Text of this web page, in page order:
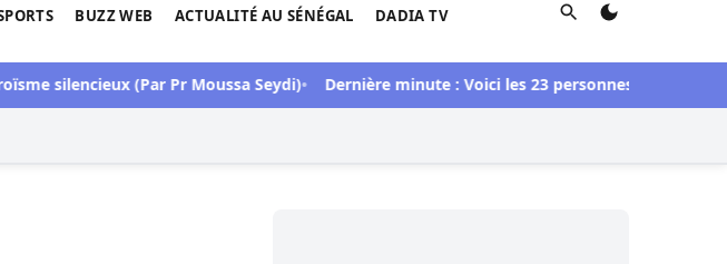
BUZZ WEB ACTUALITÉ AU SÉNÉGAL DADIA TV Rechercher
(Par Pr Moussa Seydi) Dernière minute : Voici les 23 personnes libérées dans